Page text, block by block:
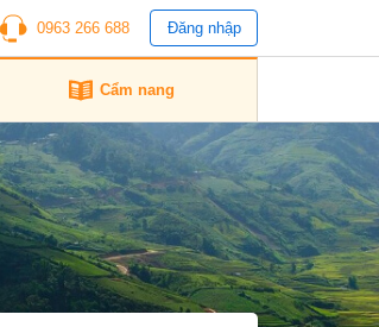
0963 266 688 Đăng nhập
Cẩm nang